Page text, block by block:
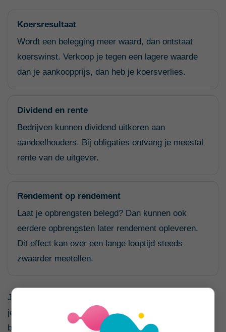
Koersresultaat
Wordt een belegging meer waard, dan ontstaat
koerswinst. Verkoop je tegen een lagere waarde
dan je aankoopprijs, dan heb je koersverlies.
Dividend en rente
Bedrijven kunnen dividend uitkeren aan
aandeelhouders. Bij obligaties ontvang je meestal
rente van de uitgever.
Rendement op rendement
Laat je opbrengsten belegd? Dan kunnen ook
eerdere opbrengsten later rendement opleveren.
Dit effect kan over een lange looptijd steeds
zwaarder meetellen.
Je bruto rendement is niet automatisch het bedrag dat
je uiteindelijk overhoudt. Kosten, belasting en inflatie
beïnvloeden het nettoresultaat. Vergelijk aanbieders